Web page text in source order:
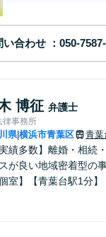
い合わせ
博征 弁護士
律事務所
県|横浜市青葉区 青葉
実績多数】離婚・相続
が良い地域密着型の
個室】【青葉台駅1分】